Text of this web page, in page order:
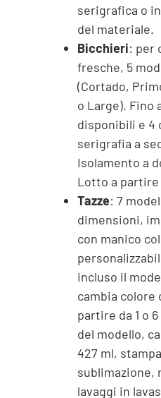
serigrafica o
del materiale.
Bicchieri: per
fresche, 5
(Cortado,
o Large). Fino
disponibili e 4
serigrafia a
Isolamento a
Lotto a partire
Tazze: 7
dimensioni,
con manico
incluso il
cambia colore
partire da 1 o
del modello,
427 ml,
sublimazione,
lavaggi in